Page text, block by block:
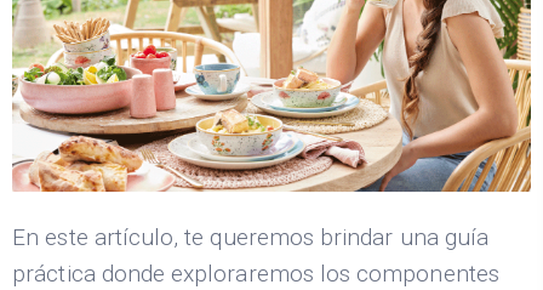
En este artículo, te queremos brindar una guía
práctica donde exploraremos los componentes